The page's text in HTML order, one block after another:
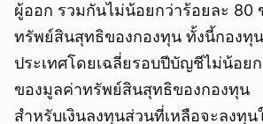
ผู้ออก รวมกันไม่น้อยกว่าร้อยละ 80
ทรัพย์สินสุทธิของกองทุน ทั้งนี้กองทุ
ประเทศโดยเฉลี่ยรอบปีบัญชีไม่น้อย
ของมูลค่าทรัพย์สินสุทธิของกองทุน
สำหรับเงินลงทุนส่วนที่เหลือจะลงทุน